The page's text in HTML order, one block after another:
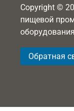
Copyright ©
пищевой
Обратная